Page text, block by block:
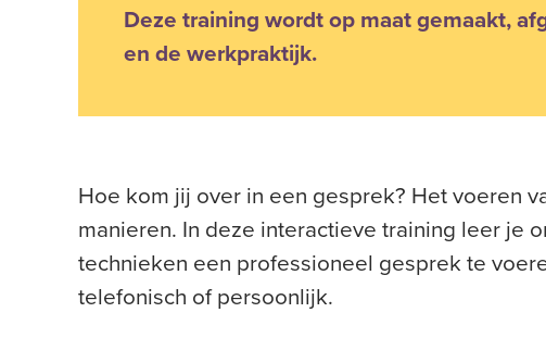
Deze training wordt op maat gemaakt,
en de werkpraktijk.
Hoe kom jij over in een gesprek? Het voeren
manieren. In deze interactieve training leer je
technieken een professioneel gesprek te
telefonisch of persoonlijk.